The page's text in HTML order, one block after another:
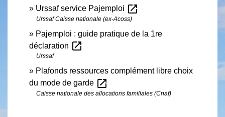
Urssaf service Pajemploi open_in_new
Urssaf Caisse nationale (ex-Acoss)
Pajemploi : guide pratique de la 1re
déclaration open_in_new
Urssaf
Plafonds ressources complément libre choix
du mode de garde open_in_new
Caisse nationale des allocations familiales (Cnaf)